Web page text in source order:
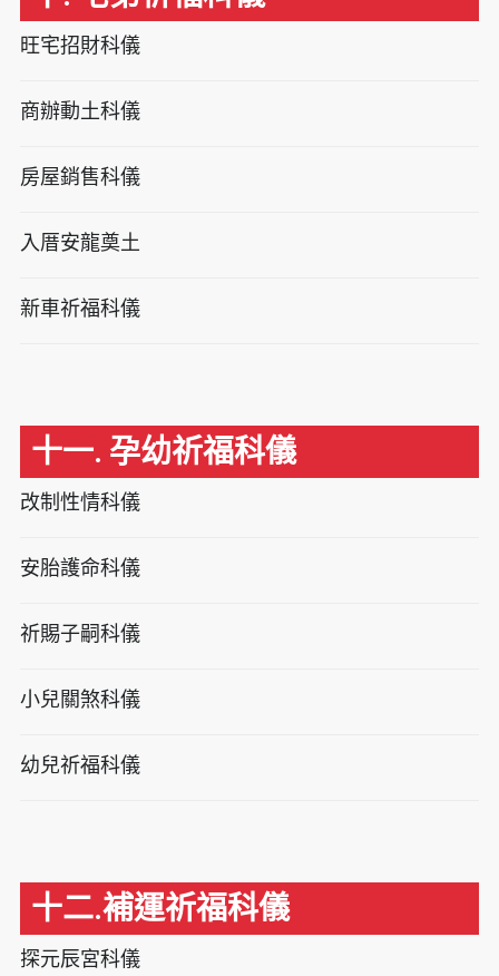
旺宅招財科儀
商辦動土科儀
房屋銷售科儀
入厝安龍奠土
新車祈福科儀
十一. 孕幼祈福科儀
改制性情科儀
安胎護命科儀
祈賜子嗣科儀
小兒關煞科儀
幼兒祈福科儀
十二.補運祈福科儀
探元辰宮科儀